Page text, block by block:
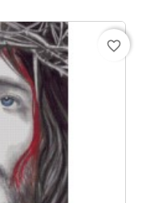
favorite_border